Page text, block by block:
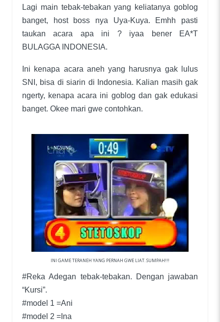
Lagi main tebak-tebakan yang keliatanya goblog
banget, host boss nya Uya-Kuya. Emhh pasti
taukan acara apa ini ? iyaa bener EA*T
BULAGGA INDONESIA.
Ini kenapa acara aneh yang harusnya gak lulus
SNI, bisa di siarin di Indonesia. Kalian masih gak
ngerty, kenapa acara ini goblog dan gak edukasi
banget. Okee mari gwe contohkan.
INI GAME TERANEH YANG PERNAH GWE LIAT. SUMPAH!!!
#Reka Adegan tebak-tebakan. Dengan jawaban
“Kursi”.
#model 1 =Ani
#model 2 =Ina